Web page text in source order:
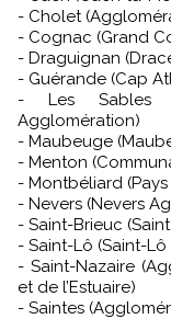
- Cholet
- Cognac (Grand
- Draguignan
- Guérande (Cap
- Les Sables
Agglomération)
- Maubeuge
- Menton
- Montbéliard
- Nevers (Nevers
- Saint-Brieuc
- Saint-Lô (Saint-
- Saint-Nazaire
et de l’Estuaire)
- Saintes